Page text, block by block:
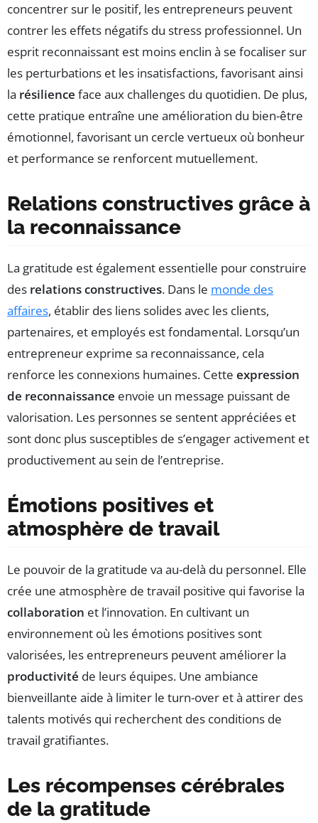
concentrer sur le positif, les entrepreneurs peuvent
contrer les effets négatifs du stress professionnel. Un
esprit reconnaissant est moins enclin à se focaliser sur
les perturbations et les insatisfactions, favorisant ainsi
la résilience face aux challenges du quotidien. De plus,
cette pratique entraîne une amélioration du bien-être
émotionnel, favorisant un cercle vertueux où bonheur
et performance se renforcent mutuellement.
Relations constructives grâce à
la reconnaissance
La gratitude est également essentielle pour construire
des relations constructives. Dans le monde des
affaires, établir des liens solides avec les clients,
partenaires, et employés est fondamental. Lorsqu’un
entrepreneur exprime sa reconnaissance, cela
renforce les connexions humaines. Cette expression
de reconnaissance envoie un message puissant de
valorisation. Les personnes se sentent appréciées et
sont donc plus susceptibles de s’engager activement et
productivement au sein de l’entreprise.
Émotions positives et
atmosphère de travail
Le pouvoir de la gratitude va au-delà du personnel. Elle
crée une atmosphère de travail positive qui favorise la
collaboration et l’innovation. En cultivant un
environnement où les émotions positives sont
valorisées, les entrepreneurs peuvent améliorer la
productivité de leurs équipes. Une ambiance
bienveillante aide à limiter le turn-over et à attirer des
talents motivés qui recherchent des conditions de
travail gratifiantes.
Les récompenses cérébrales
de la gratitude